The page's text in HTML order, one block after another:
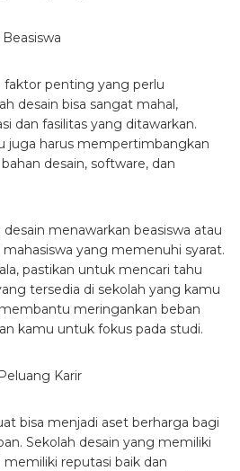
faktor penting yang perlu
desain bisa sangat mahal,
dan fasilitas yang ditawarkan.
juga harus mempertimbangkan
desain, software, dan
menawarkan beasiswa atau
yang memenuhi syarat.
pastikan untuk mencari tahu
tersedia di sekolah yang kamu
meringankan beban
kamu untuk fokus pada studi.
Karir
bisa menjadi aset berharga bagi
Sekolah desain yang memiliki
memiliki reputasi baik dan